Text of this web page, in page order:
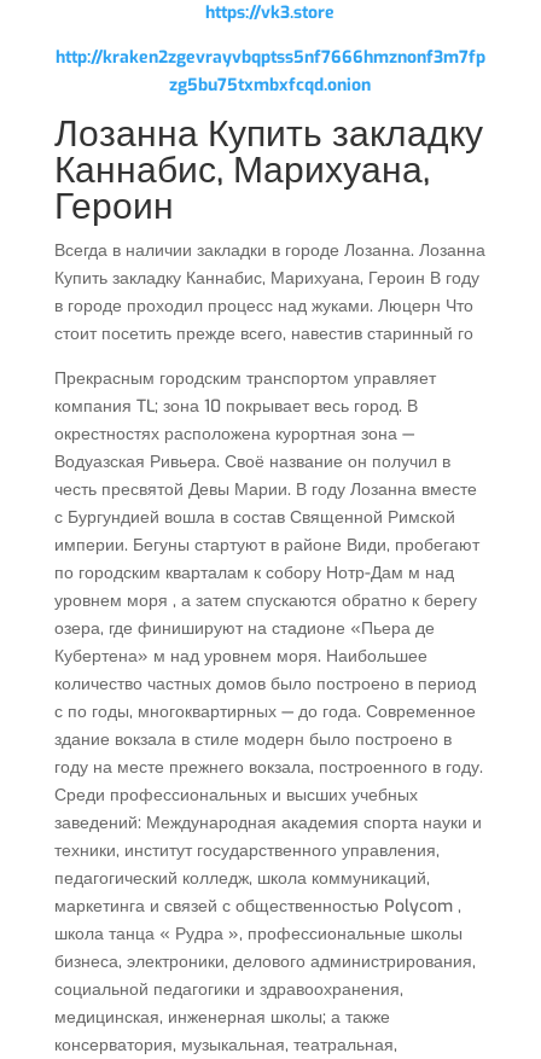
https://vk3.store
http://kraken2zgevrayvbqptss5nf7666hmznonf3m7fp
zg5bu75txmbxfcqd.onion
Лозанна Купить закладку
Каннабис, Марихуана,
Героин
Всегда в наличии закладки в городе Лозанна. Лозанна
Купить закладку Каннабис, Марихуана, Героин В году
в городе проходил процесс над жуками. Люцерн Что
стоит посетить прежде всего, навестив старинный го
Прекрасным городским транспортом управляет
компания TL; зона 10 покрывает весь город. В
окрестностях расположена курортная зона —
Водуазская Ривьера. Своё название он получил в
честь пресвятой Девы Марии. В году Лозанна вместе
с Бургундией вошла в состав Священной Римской
империи. Бегуны стартуют в районе Види, пробегают
по городским кварталам к собору Нотр-Дам м над
уровнем моря , а затем спускаются обратно к берегу
озера, где финишируют на стадионе «Пьера де
Кубертена» м над уровнем моря. Наибольшее
количество частных домов было построено в период
с по годы, многоквартирных — до года. Современное
здание вокзала в стиле модерн было построено в
году на месте прежнего вокзала, построенного в году.
Среди профессиональных и высших учебных
заведений: Международная академия спорта науки и
техники, институт государственного управления,
педагогический колледж, школа коммуникаций,
маркетинга и связей с общественностью Polycom ,
школа танца « Рудра », профессиональные школы
бизнеса, электроники, делового администрирования,
социальной педагогики и здравоохранения,
медицинская, инженерная школы; а также
консерватория, музыкальная, театральная,